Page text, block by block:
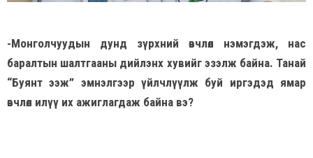
-Монголчуудын дунд зүрхний өвчлөл нэмэгдэж, нас
баралтын шалтгааны дийлэнх хувийг эзэлж байна. Танай
“Буянт ээж” эмнэлгээр үйлчлүүлж буй иргэдэд ямар
өвчлөл илүү их ажиглагдаж байна вэ?